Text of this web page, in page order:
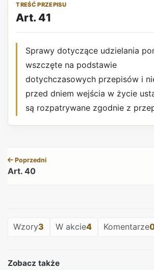
TREŚĆ PRZEPISU
Art. 41
Sprawy dotyczące udzielania
wszczęte na podstawie
dotychczasowych przepisów i
przed dniem wejścia w życie
są rozpatrywane zgodnie z
Poprzedni
Art. 40
Wzory3 W akcie4 Komentarze
Zobacz także